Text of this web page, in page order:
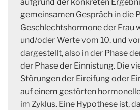
aufgrund der konkreten
gemeinsamen Gespräch in die
Geschlechtshormone der Frau
und/oder Werte vom 10. und
dargestellt, also in der Phase
der Phase der Einnistung. Die
Störungen der Eireifung oder
auf einem gestörten
im Zyklus. Eine Hypothese ist,